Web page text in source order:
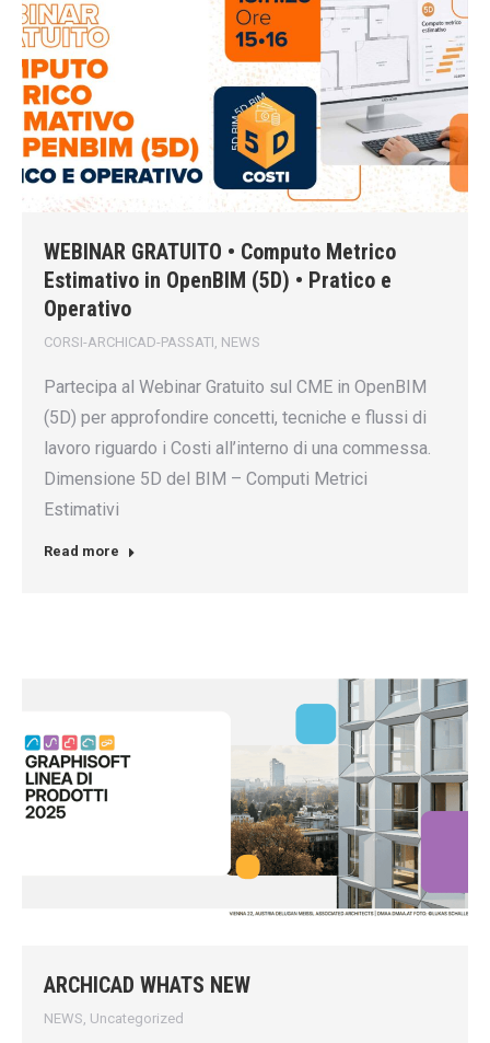
WEBINAR GRATUITO • Computo Metrico
Estimativo in OpenBIM (5D) • Pratico e
Operativo
CORSI-ARCHICAD-PASSATI NEWS
Partecipa al Webinar Gratuito sul CME in OpenBIM
(5D) per approfondire concetti, tecniche e flussi di
lavoro riguardo i Costi all’interno di una commessa.
Dimensione 5D del BIM – Computi Metrici
Estimativi
Read more
ARCHICAD WHATS NEW
NEWS Uncategorized